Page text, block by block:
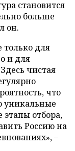
становится
больше
он.
для
и для
чистая
что
уникальные
этапы отбора,
Россию на
–